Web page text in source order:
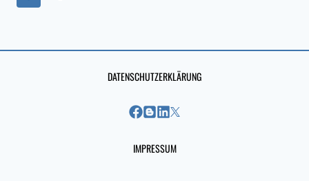
DATENSCHUTZERKLÄRUNG
IMPRESSUM